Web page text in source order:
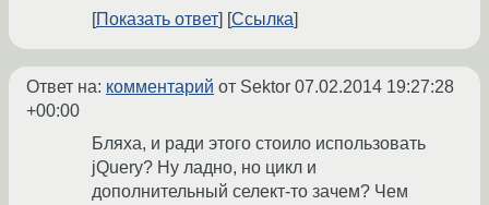
Показать ответ
Ссылка
Ответ на: комментарий от Sektor 07.02.2014 19:27:28
+00:00
Бляха, и ради этого стоило использовать
jQuery? Ну ладно, но цикл и
дополнительный селект-то зачем? Чем